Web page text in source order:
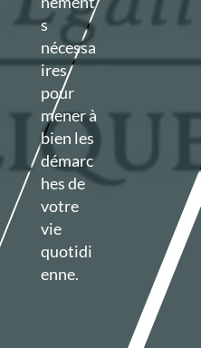
s
nécessa
ires
pour
mener à
bien les
démarc
hes de
votre
vie
quotidi
enne.